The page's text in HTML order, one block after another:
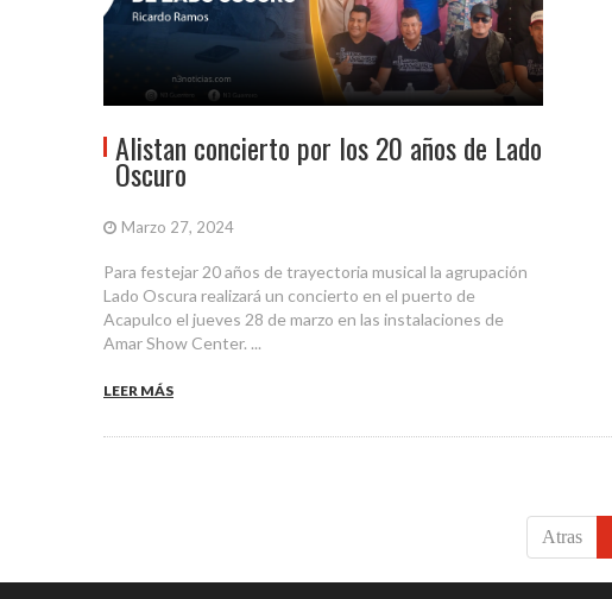
Alistan concierto por los 20 años de Lado
Oscuro
Marzo 27, 2024
Para festejar 20 años de trayectoria musical la agrupación
Lado Oscura realizará un concierto en el puerto de
Acapulco el jueves 28 de marzo en las instalaciones de
Amar Show Center. ...
LEER MÁS
Atras